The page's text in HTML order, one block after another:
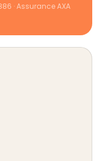
· Assurance AXA